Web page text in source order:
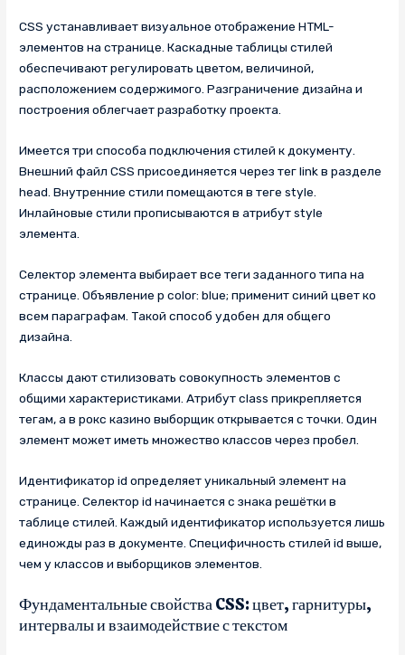
CSS устанавливает визуальное отображение HTML-
элементов на странице. Каскадные таблицы стилей
обеспечивают регулировать цветом, величиной,
расположением содержимого. Разграничение дизайна и
построения облегчает разработку проекта.
Имеется три способа подключения стилей к документу.
Внешний файл CSS присоединяется через тег link в разделе
head. Внутренние стили помещаются в теге style.
Инлайновые стили прописываются в атрибут style
элемента.
Селектор элемента выбирает все теги заданного типа на
странице. Объявление p color: blue; применит синий цвет ко
всем параграфам. Такой способ удобен для общего
дизайна.
Классы дают стилизовать совокупность элементов с
общими характеристиками. Атрибут class прикрепляется
тегам, а в рокс казино выборщик открывается с точки. Один
элемент может иметь множество классов через пробел.
Идентификатор id определяет уникальный элемент на
странице. Селектор id начинается с знака решётки в
таблице стилей. Каждый идентификатор используется лишь
единожды раз в документе. Специфичность стилей id выше,
чем у классов и выборщиков элементов.
Фундаментальные свойства CSS: цвет, гарнитуры,
интервалы и взаимодействие с текстом